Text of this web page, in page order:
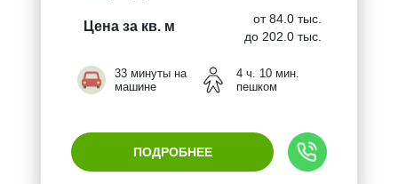
Цена за кв. м
от 84.0 тыс.
до 202.0 тыс.
33 минуты на
машине
4 ч. 10 мин.
пешком
ПОДРОБНЕЕ